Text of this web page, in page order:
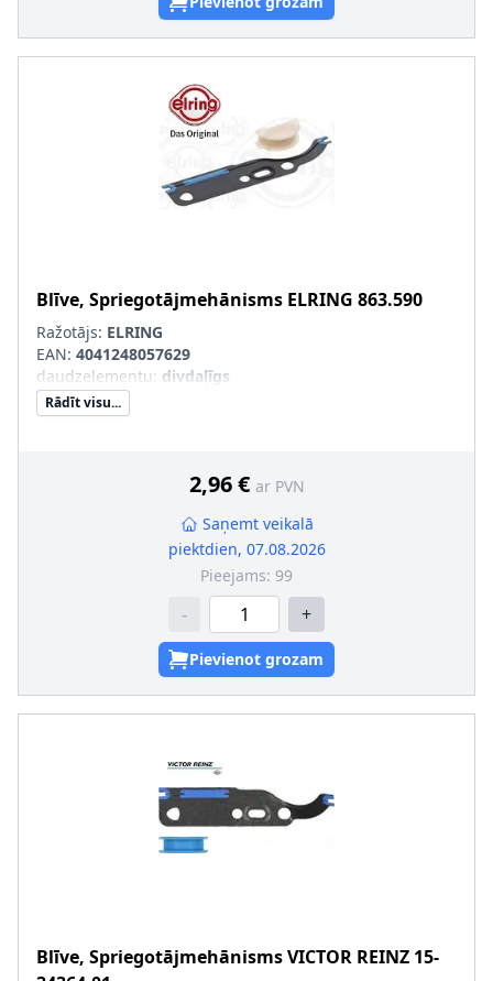
Blīve, Spriegotājmehānisms ELRING 863.590
Ražotājs: ELRING
EAN: 4041248057629
daudzelementu: divdaļīgs
Rādīt visu...
2,96 € ar PVN
Saņemt veikalā
piektdien, 07.08.2026
Pieejams: 99
- +
Pievienot grozam
Blīve, SpriegotājmehānismsVICTOR REINZ 15-